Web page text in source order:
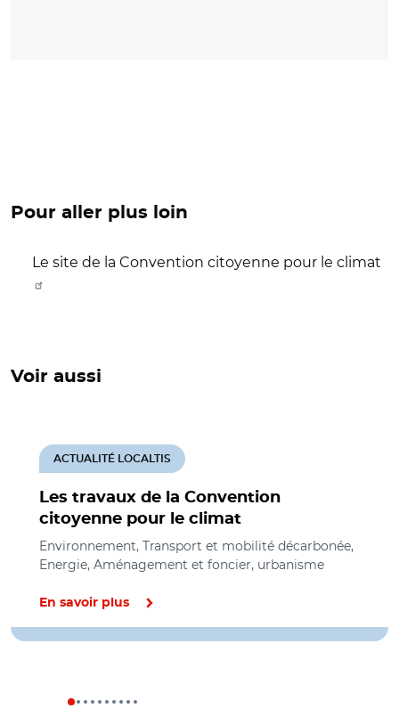
Pour aller plus loin
Le site de la Convention citoyenne pour le climat
Voir aussi
Les travaux de la Convention
citoyenne pour le climat
ACTUALITÉ LOCALTIS
Environnement, Transport et mobilité décarbonée,
Energie, Aménagement et foncier, urbanisme
En savoir plus